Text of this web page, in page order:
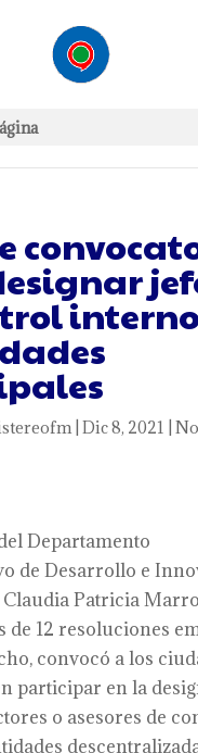
| Dic 8, 2021
Departamento
de Desarrollo e
Patricia
de 12 resoluciones
convocó a los
participar en la
o asesores de